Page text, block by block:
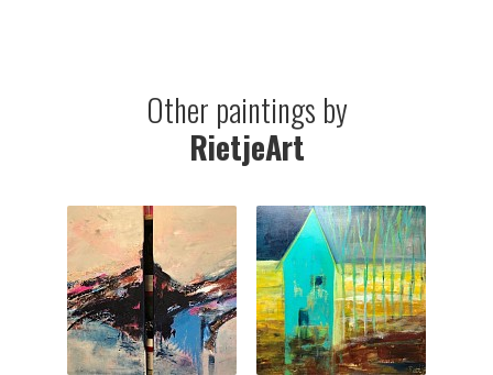
Other paintings by
RietjeArt